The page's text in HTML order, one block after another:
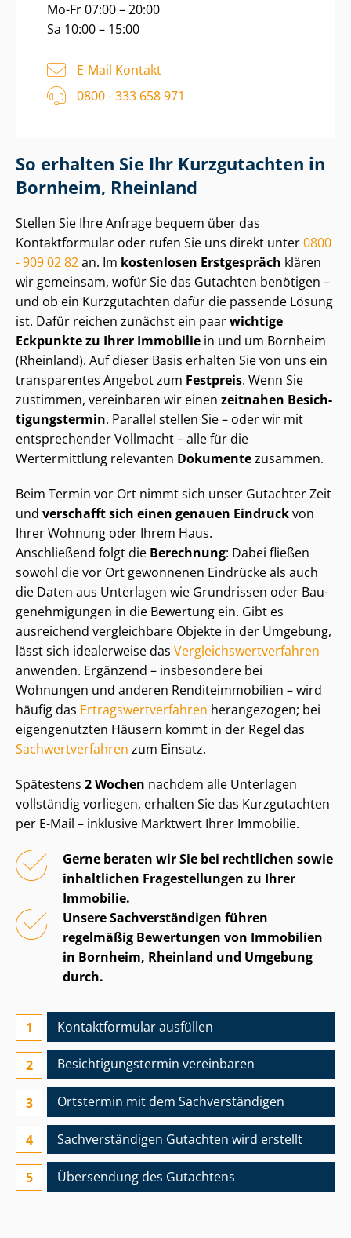
Mo-Fr 07:00 – 20:00
Sa 10:00 – 15:00
E-Mail Kontakt
0800 - 333 658 971
So erhalten Sie Ihr Kurzgutachten in
Bornheim, Rheinland
Stellen Sie Ihre Anfrage bequem über das
Kontaktformular oder rufen Sie uns direkt unter0800
- 909 02 82an. Im kostenlosen Erstgespräch klären
wir gemeinsam, wofür Sie das Gutachten benötigen –
und ob ein Kurzgutachten dafür die passende Lösung
ist. Dafür reichen zunächst ein paarwichtige
Eckpunkte zu Ihrer Immobilie in und um Bornheim
(Rheinland). Auf dieser Basis erhalten Sie von uns ein
transparentes Angebot zum Festpreis. Wenn Sie
zustimmen, vereinbaren wir einen zeitnahen Be­sich­
ti­gungs­ter­min. Parallel stellen Sie – oder wir mit
entsprechender Vollmacht – alle für die
Wertermittlung relevanten Dokumentezusammen.
Beim Termin vor Ort nimmt sich unser Gutachter Zeit
und verschafft sich einen genauen Eindruckvon
Ihrer Wohnung oder Ihrem Haus.
Anschließend folgt die Berechnung: Dabei fließen
sowohl die vor Ort gewonnenen Eindrücke als auch
die Daten aus Unterlagen wie Grundrissen oder Bau­
ge­neh­mi­gun­gen in die Bewertung ein. Gibt es
ausreichend vergleichbare Objekte in der Umgebung,
lässt sich idealerweise das Ver­gleichs­wert­ver­fah­ren
anwenden. Ergänzend – insbesondere bei
Wohnungen und anderen Ren­di­teim­mo­bi­li­en – wird
häufig das Er­trags­wert­ver­fah­ren herangezogen; bei
eigengenutzten Häusern kommt in der Regel das
Sach­wert­ver­fah­ren zum Einsatz.
Spätestens 2 Wochen nachdem alle Unterlagen
vollständig vorliegen, erhalten Sie das Kurzgutachten
per E-Mail – inklusive Marktwert Ihrer Immobilie.
Gerne beraten wir Sie bei rechtlichen sowie
inhaltlichen Fragestellungen zu Ihrer
Immobilie.
Unsere Sach­ver­stän­di­gen führen
regelmäßig Bewertungen von Immobilien
in Bornheim, Rheinland und Umgebung
durch.
Kontaktformular ausfüllen
Besichtigungs­termin vereinbaren
Ortstermin mit dem Sach­ver­stän­di­gen
Sach­ver­stän­di­gen Gutachten wird erstellt
Übersendung des Gutachtens